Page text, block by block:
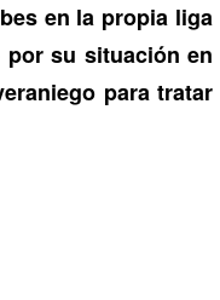
en la propia liga
por su situación en
para tratar